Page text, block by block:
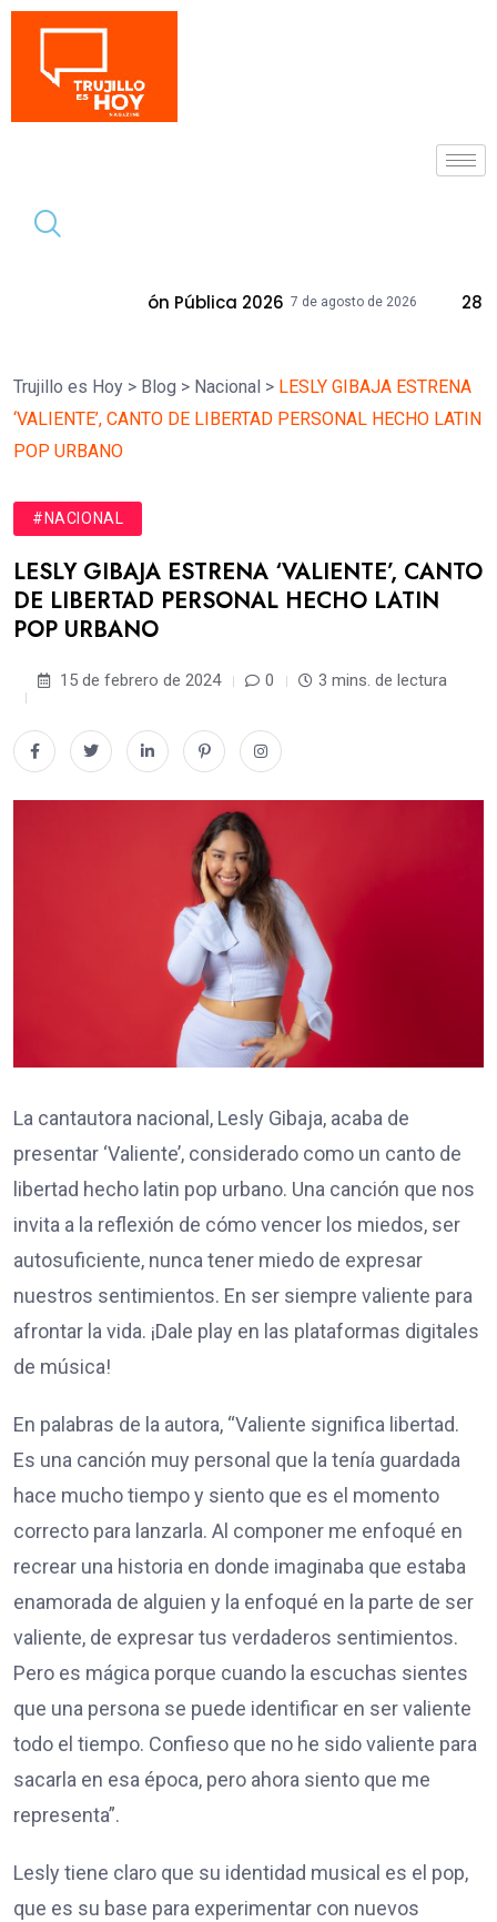
7 de agosto de 2026 28 Inmuebles
Trujillo es Hoy > Blog > Nacional > LESLY GIBAJA ESTRENA
‘VALIENTE’, CANTO DE LIBERTAD PERSONAL HECHO LATIN
POP URBANO
#NACIONAL
LESLY GIBAJA ESTRENA ‘VALIENTE’, CANTO
DE LIBERTAD PERSONAL HECHO LATIN
POP URBANO
15 de febrero de 2024 0 3 mins. de lectura
La cantautora nacional, Lesly Gibaja, acaba de
presentar ‘Valiente’, considerado como un canto de
libertad hecho latin pop urbano. Una canción que nos
invita a la reflexión de cómo vencer los miedos, ser
autosuficiente, nunca tener miedo de expresar
nuestros sentimientos. En ser siempre valiente para
afrontar la vida. ¡Dale play en las plataformas digitales
de música!
En palabras de la autora, “Valiente significa libertad.
Es una canción muy personal que la tenía guardada
hace mucho tiempo y siento que es el momento
correcto para lanzarla. Al componer me enfoqué en
recrear una historia en donde imaginaba que estaba
enamorada de alguien y la enfoqué en la parte de ser
valiente, de expresar tus verdaderos sentimientos.
Pero es mágica porque cuando la escuchas sientes
que una persona se puede identificar en ser valiente
todo el tiempo. Confieso que no he sido valiente para
sacarla en esa época, pero ahora siento que me
representa”.
Lesly tiene claro que su identidad musical es el pop,
que es su base para experimentar con nuevos